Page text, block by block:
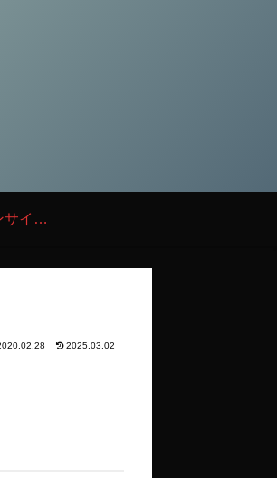
GPメインサイトへ
2025.03.02